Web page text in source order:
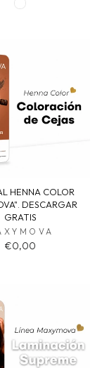
HENNA COLOR
DESCARGAR
GRATIS
€0,00